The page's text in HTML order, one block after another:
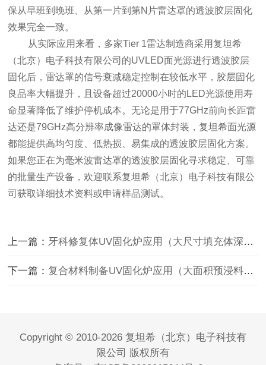
保从早班到晚班、从第一片到第N片雷达罩的透波胶层固化
效果完全一致。
从实际应用来看，多家Tier 1雷达制造商采用复坦希
（北京）电子科技有限公司的UVLED面光源进行透波胶层
固化后，雷达罩的信号衰减稳定控制在较低水平，胶层固化
良品率大幅提升，且设备超过20000小时的LED光源使用寿
命显著降低了维护停机成本。无论是用于77GHz前向长距雷
达还是79GHz高分辨率成像雷达的罩体封装，复坦希面光源
都能提供高均匀度、低热损、易集成的透波胶层固化方案。
如果您正在为毫米波雷达罩的透波胶层固化寻求稳定、可靠
的批量生产设备，欢迎联系复坦希（北京）电子科技有限公
司获取详细技术资料或申请样品测试。
上一篇： 牙科修复体UV固化炉应用（大尺寸填充体深层固化）
下一篇：复合材料制备UV固化炉应用（大面积预浸料热固化）
Copyright © 2010-2026 复坦希（北京）电子科技有
限公司 版权所有